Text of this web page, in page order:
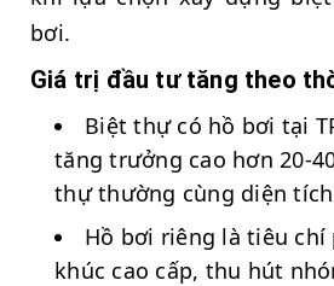
bơi.
Giá trị đầu tư tăng theo
Biệt thự có hồ bơi tại
tăng trưởng cao hơn 20-
thự thường cùng diện tích
Hồ bơi riêng là tiêu chí
khúc cao cấp, thu hút